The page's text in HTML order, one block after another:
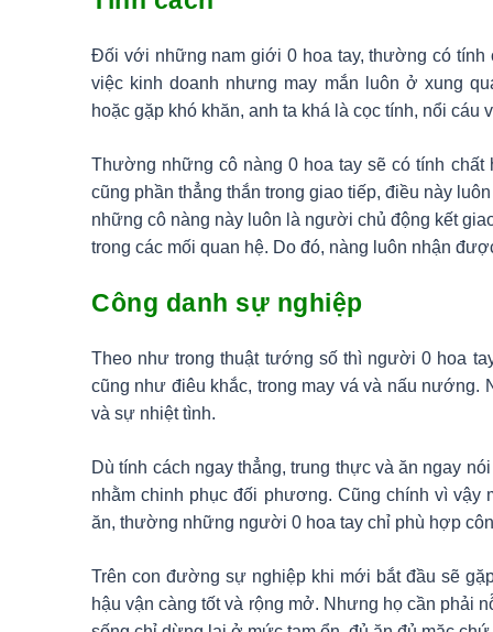
Đối với những nam giới 0 hoa tay, thường có
việc kinh doanh nhưng may mắn luôn ở xung
hoặc gặp khó khăn, anh ta khá là cọc tính, nổi
Thường những cô nàng 0 hoa tay sẽ có tính
cũng phần thẳng thắn trong giao tiếp, điều này
những cô nàng này luôn là người chủ động kết
trong các mối quan hệ. Do đó, nàng luôn nhận
Công danh sự nghiệp
Theo như trong thuật tướng số thì người 0 hoa
cũng như điêu khắc, trong may vá và nấu
và sự nhiệt tình.
Dù tính cách ngay thẳng, trung thực và ăn ngay
nhằm chinh phục đối phương. Cũng chính vì
ăn, thường những người 0 hoa tay chỉ phù hợp
Trên con đường sự nghiệp khi mới bắt đầu sẽ
hậu vận càng tốt và rộng mở. Nhưng họ cần phải